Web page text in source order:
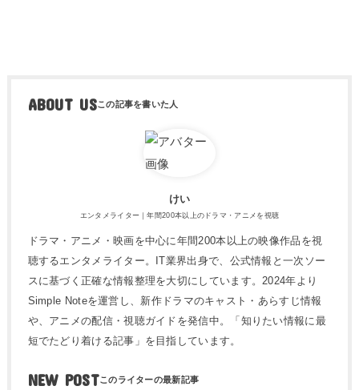
ABOUT US
けい
エンタメライター｜年間200本以上のドラマ・アニメを視聴
ドラマ・アニメ・映画を中心に年間200本以上の映像作品を視
聴するエンタメライター。IT業界出身で、公式情報と一次ソー
スに基づく正確な情報整理を大切にしています。2024年より
Simple Noteを運営し、新作ドラマのキャスト・あらすじ情報
や、アニメの配信・視聴ガイドを発信中。「知りたい情報に最
短でたどり着ける記事」を目指しています。
NEW POST